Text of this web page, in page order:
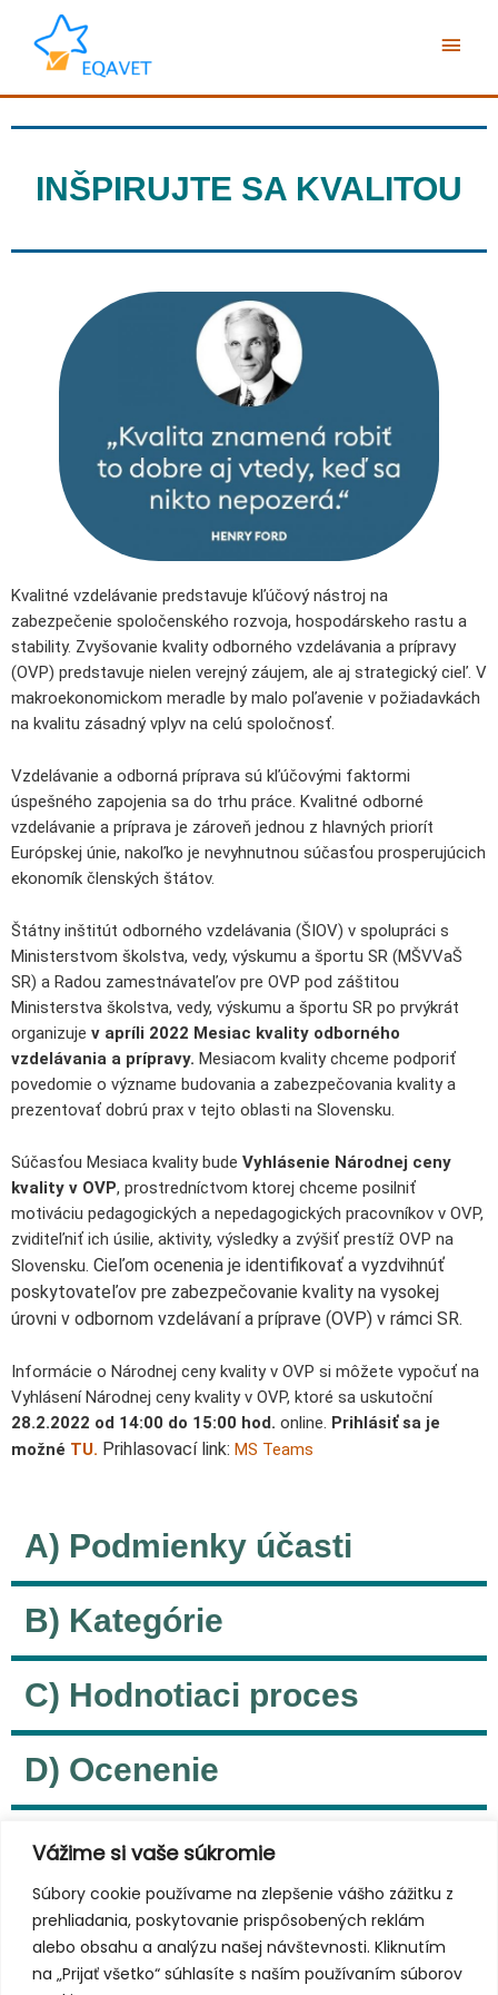
Vážime si vaše súkromie
Súbory cookie používame na zlepšenie vášho zážitku z
prehliadania, poskytovanie prispôsobených reklám
alebo obsahu a analýzu našej návštevnosti. Kliknutím
na „Prijať všetko“ súhlasíte s naším používaním súborov
Preskočiť
obsah
INŠPIRUJTE SA KVALITOU
Kvalitné vzdelávanie predstavuje kľúčový nástroj na
zabezpečenie spoločenského rozvoja, hospodárskeho rastu a
stability. Zvyšovanie kvality odborného vzdelávania a prípravy
(OVP) predstavuje nielen verejný záujem, ale aj strategický cieľ. V
makroekonomickom meradle by malo poľavenie v požiadavkách
na kvalitu zásadný vplyv na celú spoločnosť.
Vzdelávanie a odborná príprava sú kľúčovými faktormi
úspešného zapojenia sa do trhu práce. Kvalitné odborné
vzdelávanie a príprava je zároveň jednou z hlavných priorít
Európskej únie, nakoľko je nevyhnutnou súčasťou prosperujúcich
ekonomík členských štátov.
Štátny inštitút odborného vzdelávania (ŠIOV) v spolupráci s
Ministerstvom školstva, vedy, výskumu a športu SR (MŠVVaŠ
SR) a Radou zamestnávateľov pre OVP pod záštitou
Ministerstva školstva, vedy, výskumu a športu SR po prvýkrát
organizuje v apríli 2022 Mesiac kvality odborného
vzdelávania a prípravy. Mesiacom kvality chceme podporiť
povedomie o význame budovania a zabezpečovania kvality a
prezentovať dobrú prax v tejto oblasti na Slovensku.
Súčasťou Mesiaca kvality bude Vyhlásenie Národnej ceny
kvality v OVP, prostredníctvom ktorej chceme posilniť
motiváciu pedagogických a nepedagogických pracovníkov v OVP,
zviditeľniť ich úsilie, aktivity, výsledky a zvýšiť prestíž OVP na
Slovensku. Cieľom ocenenia je identifikovať a vyzdvihnúť
poskytovateľov pre zabezpečovanie kvality na vysokej
úrovni v odbornom vzdelávaní a príprave (OVP) v rámci SR.
Informácie o Národnej ceny kvality v OVP si môžete vypočuť na
Vyhlásení Národnej ceny kvality v OVP, ktoré sa uskutoční
28.2.2022 od 14:00 do 15:00 hod. online. Prihlásiť sa je
možné TU. Prihlasovací link: MS Teams
A) Podmienky účasti
B) Kategórie
C) Hodnotiaci proces
D) Ocenenie
E) Ďalšie informácie
F) Prihlasovacie formuláre